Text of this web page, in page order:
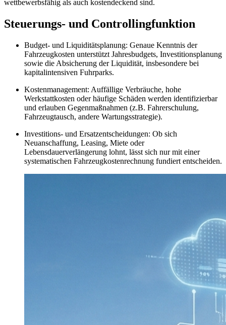
wettbewerbsfähig als auch kostendeckend sind.
Steuerungs- und Controllingfunktion
Budget- und Liquiditätsplanung: Genaue Kenntnis der
Fahrzeugkosten unterstützt Jahresbudgets, Investitionsplanung
sowie die Absicherung der Liquidität, insbesondere bei
kapitalintensiven Fuhrparks.
Kostenmanagement: Auffällige Verbräuche, hohe
Werkstattkosten oder häufige Schäden werden identifizierbar
und erlauben Gegenmaßnahmen (z.B. Fahrerschulung,
Fahrzeugtausch, andere Wartungsstrategie).
Investitions- und Ersatzentscheidungen: Ob sich
Neuanschaffung, Leasing, Miete oder
Lebensdauerverlängerung lohnt, lässt sich nur mit einer
systematischen Fahrzeugkostenrechnung fundiert entscheiden.